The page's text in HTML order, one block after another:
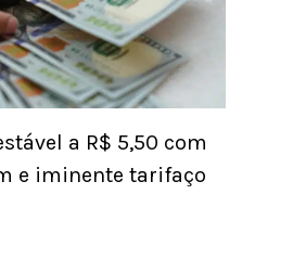
a R$ 5,50 com
e iminente tarifaço